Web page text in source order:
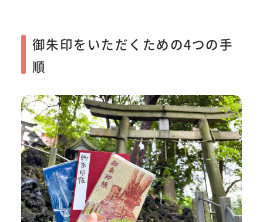
御朱印をいただくための4つの手
順